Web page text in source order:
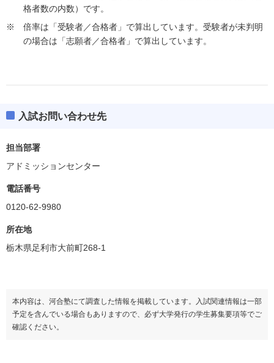
格者数の内数）です。
倍率は「受験者／合格者」で算出しています。受験者が未判明
の場合は「志願者／合格者」で算出しています。
入試お問い合わせ先
担当部署
アドミッションセンター
電話番号
0120-62-9980
所在地
栃木県足利市大前町268-1
本内容は、河合塾にて調査した情報を掲載しています。入試関連情報は一部
予定を含んでいる場合もありますので、必ず大学発行の学生募集要項等でご
確認ください。